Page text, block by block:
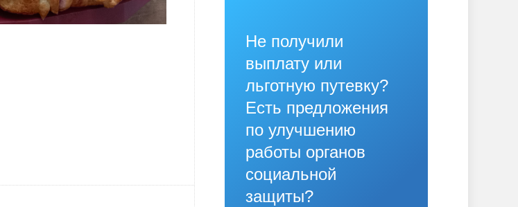
Не получили
выплату или
льготную путевку?
Есть предложения
по улучшению
работы органов
социальной
защиты?